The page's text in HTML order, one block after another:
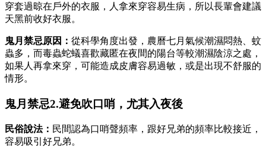
穿套過晾在戶外的衣服，人拿來穿容易生病，所以長輩會建議
天黑前收好衣服。
鬼月禁忌原因： 從科學角度出發，農曆七月氣候潮濕悶熱、蚊
蟲多，而毒蟲蛇蟻喜歡藏匿在夜間的陽台等較潮濕陰涼之處，
如果人再拿來穿，可能造成皮膚容易過敏，或是出現不舒服的
情形。
鬼月禁忌2.避免吹口哨，尤其入夜後
民俗說法： 民間認為口哨聲頻率，跟好兄弟的頻率比較接近，
容易吸引好兄弟。